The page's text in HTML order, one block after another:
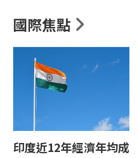
國際焦點
印度近12年經濟年均成